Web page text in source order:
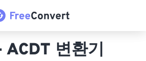
ACDT 변환기